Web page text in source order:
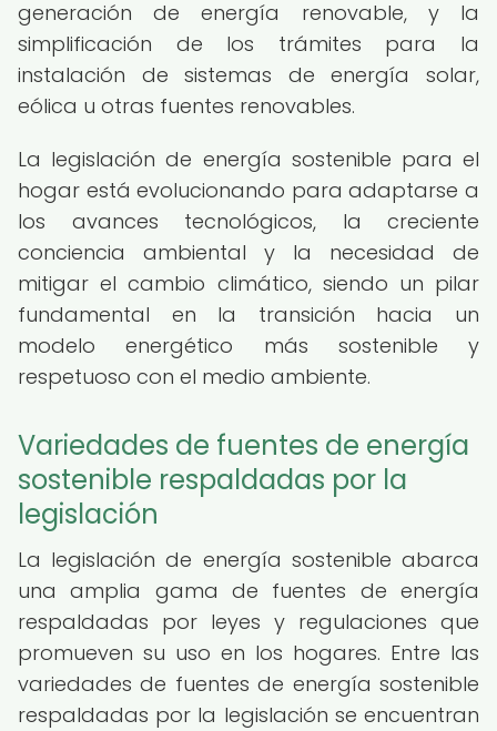
generación de energía renovable, y la
simplificación de los trámites para la
instalación de sistemas de energía solar,
eólica u otras fuentes renovables.
La legislación de energía sostenible para el
hogar está evolucionando para adaptarse a
los avances tecnológicos, la creciente
conciencia ambiental y la necesidad de
mitigar el cambio climático, siendo un pilar
fundamental en la transición hacia un
modelo energético más sostenible y
respetuoso con el medio ambiente.
Variedades de fuentes de energía
sostenible respaldadas por la
legislación
La legislación de energía sostenible abarca
una amplia gama de fuentes de energía
respaldadas por leyes y regulaciones que
promueven su uso en los hogares. Entre las
variedades de fuentes de energía sostenible
respaldadas por la legislación se encuentran